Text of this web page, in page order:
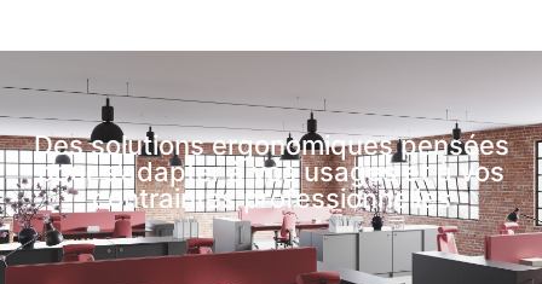
Des solutions ergonomiques pensées
pour s’adapter à vos usages et à vos
contraintes professionnelles